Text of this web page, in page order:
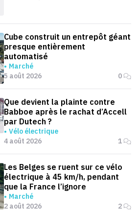
Cube construit un entrepôt géant
presque entièrement
automatisé
Marché
5 août 2026
0
Que devient la plainte contre
Babboe après le rachat d’Accell
par Dutech ?
Vélo électrique
4 août 2026
1
Les Belges se ruent sur ce vélo
électrique à 45 km/h, pendant
que la France l’ignore
Marché
2 août 2026
2